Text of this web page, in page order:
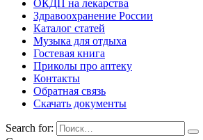
ОКДП на лекарства
Здравоохранение России
Каталог статей
Музыка для отдыха
Гостевая книга
Приколы про аптеку
Контакты
Обратная связь
Скачать документы
Search for: